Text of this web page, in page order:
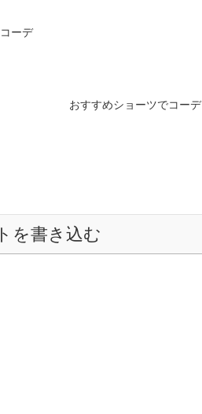
ーデ
おすすめショーツでコーデ
を書き込む